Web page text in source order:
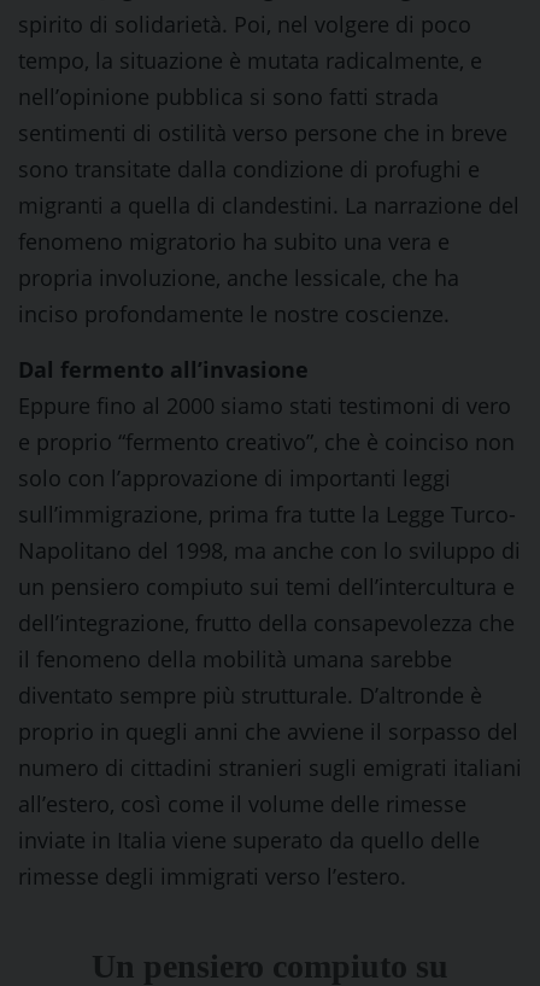
spirito di solidarietà. Poi, nel volgere di poco
tempo, la situazione è mutata radicalmente, e
nell’opinione pubblica si sono fatti strada
sentimenti di ostilità verso persone che in breve
sono transitate dalla condizione di profughi e
migranti a quella di clandestini. La narrazione del
fenomeno migratorio ha subito una vera e
propria involuzione, anche lessicale, che ha
inciso profondamente le nostre coscienze.
Dal fermento all’invasione
Eppure fino al 2000 siamo stati testimoni di vero
e proprio “fermento creativo”, che è coinciso non
solo con l’approvazione di importanti leggi
sull’immigrazione, prima fra tutte la Legge Turco-
Napolitano del 1998, ma anche con lo sviluppo di
un pensiero compiuto sui temi dell’intercultura e
dell’integrazione, frutto della consapevolezza che
il fenomeno della mobilità umana sarebbe
diventato sempre più strutturale. D’altronde è
proprio in quegli anni che avviene il sorpasso del
numero di cittadini stranieri sugli emigrati italiani
all’estero, così come il volume delle rimesse
inviate in Italia viene superato da quello delle
rimesse degli immigrati verso l’estero.
Un pensiero compiuto su